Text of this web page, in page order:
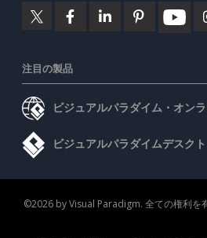
注目の製品
ビジュアルパラダイム・オン
ビジュアルパラダイムデスク
©2026 by Visual Paradigm. 全ての権利を